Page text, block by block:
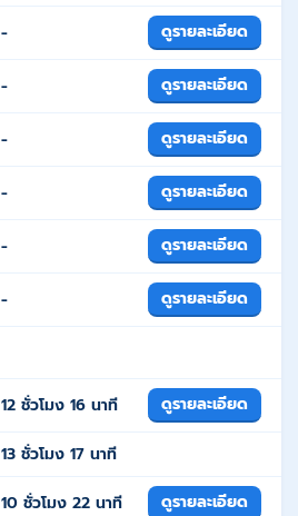
- ดูรายละเอียด
- ดูรายละเอียด
- ดูรายละเอียด
- ดูรายละเอียด
- ดูรายละเอียด
- ดูรายละเอียด
12 ชั่วโมง 16 นาที ดูรายละเอียด
13 ชั่วโมง 17 นาที
10 ชั่วโมง 22 นาที ดูรายละเอียด